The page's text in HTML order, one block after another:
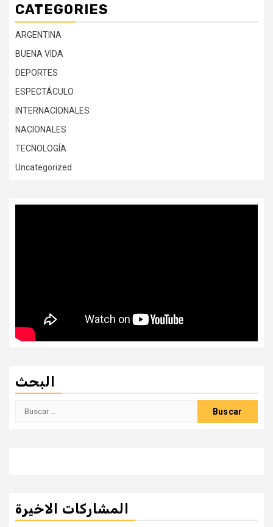
CATEGORIES
ARGENTINA
BUENA VIDA
DEPORTES
ESPECTÁCULO
INTERNACIONALES
NACIONALES
TECNOLOGÍA
Uncategorized
البحث
Buscar:
المشاركات الاخيرة